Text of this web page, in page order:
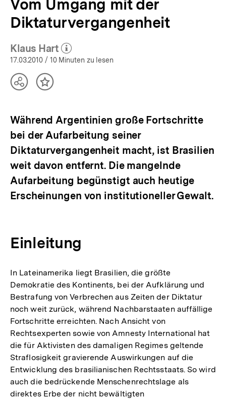
Vom Umgang mit der
Diktaturvergangenheit
Klaus Hart
(Mehr zum Autor)
öffnen
17.03.2010 / 10 Minuten zu lesen
TeilenInhalt
Während Argentinien große Fortschritte
bei der Aufarbeitung seiner
Diktaturvergangenheit macht, ist Brasilien
weit davon entfernt. Die mangelnde
Aufarbeitung begünstigt auch heutige
Erscheinungen von institutioneller Gewalt.
Einleitung
In Lateinamerika liegt Brasilien, die größte
Demokratie des Kontinents, bei der Aufklärung und
Bestrafung von Verbrechen aus Zeiten der Diktatur
noch weit zurück, während Nachbarstaaten auffällige
Fortschritte erreichten. Nach Ansicht von
Rechtsexperten sowie von Amnesty International hat
die für Aktivisten des damaligen Regimes geltende
Straflosigkeit gravierende Auswirkungen auf die
Entwicklung des brasilianischen Rechtsstaats. So wird
auch die bedrückende Menschenrechtslage als
direktes Erbe der nicht bewältigten